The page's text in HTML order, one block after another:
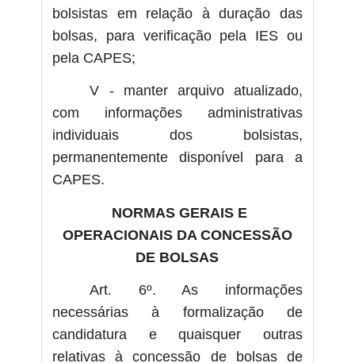
bolsistas em relação à duração das
bolsas, para verificação pela IES ou
pela CAPES;
V - manter arquivo atualizado,
com informações administrativas
individuais dos bolsistas,
permanentemente disponível para a
CAPES.
NORMAS GERAIS E
OPERACIONAIS DA CONCESSÃO
DE BOLSAS
Art. 6º. As informações
necessárias à formalização de
candidatura e quaisquer outras
relativas à concessão de bolsas de